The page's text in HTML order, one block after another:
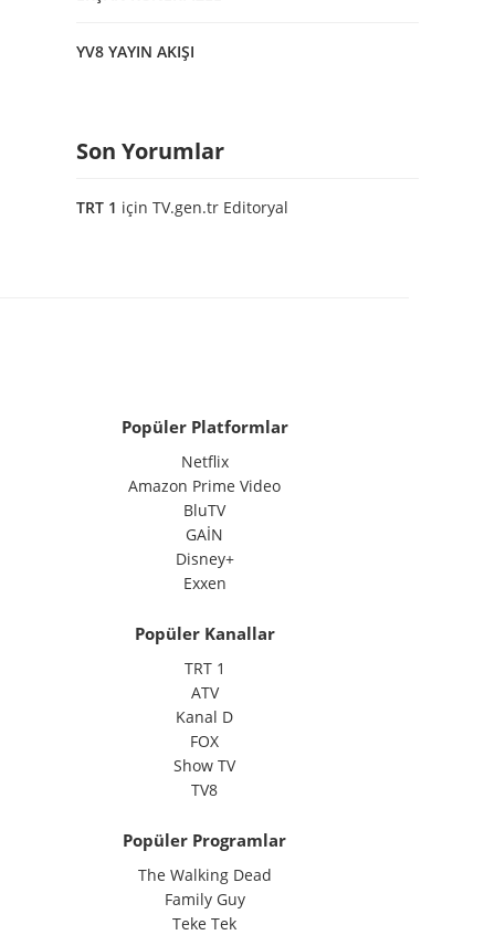
YV8 YAYIN AKIŞI
Son Yorumlar
TRT 1 için TV.gen.tr Editoryal
Popüler Platformlar
Netflix
Amazon Prime Video
BluTV
GAİN
Disney+
Exxen
Popüler Kanallar
TRT 1
ATV
Kanal D
FOX
Show TV
TV8
Popüler Programlar
The Walking Dead
Family Guy
Teke Tek